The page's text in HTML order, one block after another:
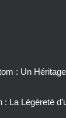
: Un
: La Légèreté